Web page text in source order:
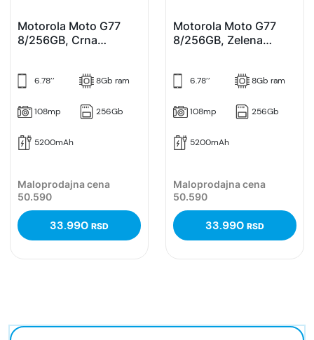
Motorola Moto G77
8/256GB, Crna
6.78’’ 8Gb ram
108mp 256Gb
5200mAh
Maloprodajna cena
50.590
33.990 RSD
Motorola Moto G77
8/256GB, Zelena
6.78’’ 8Gb ram
108mp 256Gb
5200mAh
Maloprodajna cena
50.590
33.990 RSD